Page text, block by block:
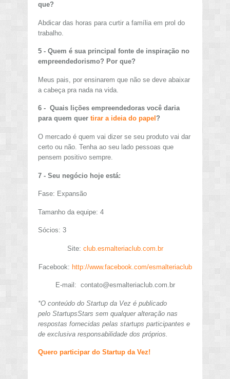
que?
Abdicar das horas para curtir a família em prol do
trabalho.
5 - Quem é sua principal fonte de inspiração no
empreendedorismo? Por que?
Meus pais, por ensinarem que não se deve abaixar
a cabeça pra nada na vida.
6 - Quais lições empreendedoras você daria
para quem quer tirar a ideia do papel ?
O mercado é quem vai dizer se seu produto vai dar
certo ou não. Tenha ao seu lado pessoas que
pensem positivo sempre.
7 - Seu negócio hoje está:
Fase: Expansão
Tamanho da equipe: 4
Sócios: 3
Site: club.esmalteriaclub.com.br
Facebook: http://www.facebook.com/esmalteriaclub
E-mail: contato@esmalteriaclub.com.br
*O conteúdo do Startup da Vez é publicado
pelo StartupsStars sem qualquer alteração nas
respostas fornecidas pelas startups participantes e
de exclusiva responsabilidade dos próprios.
Quero participar do Startup da Vez!